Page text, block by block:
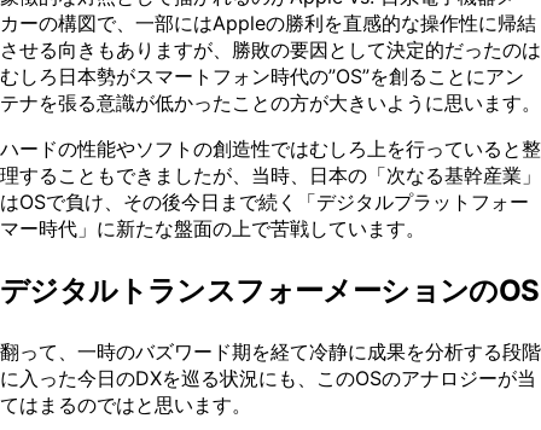
カーの構図で、⼀部にはAppleの勝利を直感的な操作性に帰結
させる向きもありますが、勝敗の要因として決定的だったのは
むしろ⽇本勢がスマートフォン時代の”OS”を創ることにアン
テナを張る意識が低かったことの⽅が⼤きいように思います。
ハードの性能やソフトの創造性ではむしろ上を⾏っていると整
理することもできましたが、当時、日本の「次なる基幹産業」
はOSで負け、その後今⽇まで続く「デジタルプラットフォー
マー時代」に新たな盤⾯の上で苦戦しています。
デジタルトランスフォーメーションのOS
翻って、⼀時のバズワード期を経て冷静に成果を分析する段階
に⼊った今⽇のDXを巡る状況にも、このOSのアナロジーが当
てはまるのではと思います。